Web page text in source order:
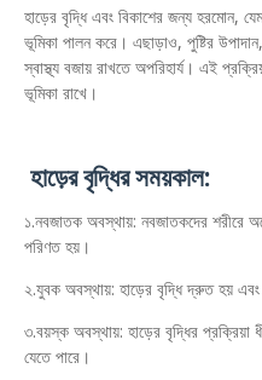
হাড়ের বৃদ্ধি এবং বিকাশের জন্য হরমোন,
ভূমিকা পালন করে। এছাড়াও, পুষ্টির
স্বাস্থ্য বজায় রাখতে অপরিহার্য। এই
ভূমিকা রাখে।
হাড়ের বৃদ্ধির সময়কাল:
১.নবজাতক অবস্থায়: নবজাতকদের শরীরে
পরিণত হয়।
২.যুবক অবস্থায়: হাড়ের বৃদ্ধি দ্রুত হয়
৩.বয়স্ক অবস্থায়: হাড়ের বৃদ্ধির প্রক্রিয়া
যেতে পারে।